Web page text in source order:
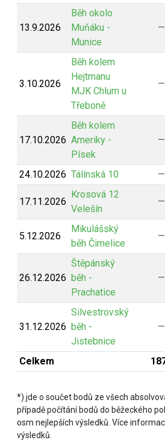
13.9.2026
Běh okolo
Muňáku -
Munice
—
3.10.2026
Běh kolem
Hejtmanu
MJK Chlum u
Třeboně
—
17.10.2026
Běh kolem
Ameriky -
Písek
—
24.10.2026 Tálínská 10 —
17.11.2026
Krosová 12
Velešín
—
5.12.2026
Mikulášský
běh Čimelice
—
26.12.2026
Štěpánský
běh -
Prachatice
—
31.12.2026
Silvestrovský
běh -
Jistebnice
—
Celkem
*) jde o součet bodů ze všech
případě počítání bodů do běžeckého
osm nejlepších výsledků. Více
výsledků.